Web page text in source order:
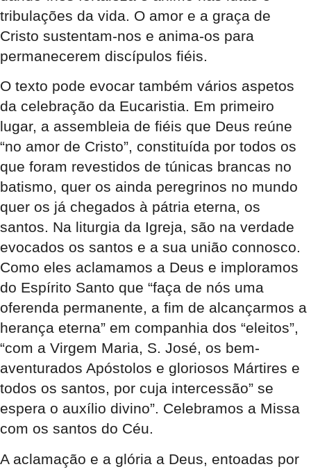
tribulações da vida. O amor e a graça de
Cristo sustentam-nos e anima-os para
permanecerem discípulos fiéis.
O texto pode evocar também vários aspetos
da celebração da Eucaristia. Em primeiro
lugar, a assembleia de fiéis que Deus reúne
“no amor de Cristo”, constituída por todos os
que foram revestidos de túnicas brancas no
batismo, quer os ainda peregrinos no mundo
quer os já chegados à pátria eterna, os
santos. Na liturgia da Igreja, são na verdade
evocados os santos e a sua união connosco.
Como eles aclamamos a Deus e imploramos
do Espírito Santo que “faça de nós uma
oferenda permanente, a fim de alcançarmos a
herança eterna” em companhia dos “eleitos”,
“com a Virgem Maria, S. José, os bem-
aventurados Apóstolos e gloriosos Mártires e
todos os santos, por cuja intercessão” se
espera o auxílio divino”. Celebramos a Missa
com os santos do Céu.
A aclamação e a glória a Deus, entoadas por